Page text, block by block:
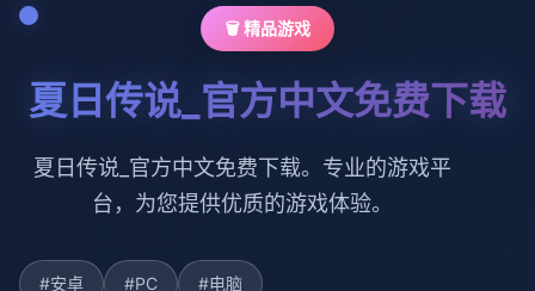
🗑️ 精品游戏
夏日传说_官方中文免费下载
夏日传说_官方中文免费下载。专业的游戏平
台，为您提供优质的游戏体验。
#安卓 #PC #电脑